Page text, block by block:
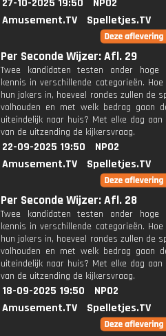
27-10-2025 19:50
NPO2
Amusement.TV
Spelletjes.TV
Per Seconde Wijzer: Afl. 29
Twee kandidaten testen onder hoge
kennis in verschillende categorieën.
hun jokers in, hoeveel rondes zullen de
volhouden en met welk bedrag gaan
uiteindelijk naar huis? Met elke dag
van de uitzending de kijkersvraag.
22-09-2025 19:50
NPO2
Amusement.TV
Spelletjes.TV
Per Seconde Wijzer: Afl. 28
Twee kandidaten testen onder hoge
kennis in verschillende categorieën.
hun jokers in, hoeveel rondes zullen de
volhouden en met welk bedrag gaan
uiteindelijk naar huis? Met elke dag
van de uitzending de kijkersvraag.
18-09-2025 19:50
NPO2
Amusement.TV
Spelletjes.TV